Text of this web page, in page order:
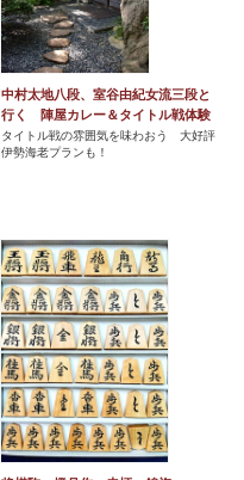
中村太地八段、室谷由紀女流三段と
行く 陣屋カレー＆タイトル戦体験
タイトル戦の雰囲気を味わおう 大好評
伊勢海老プランも！